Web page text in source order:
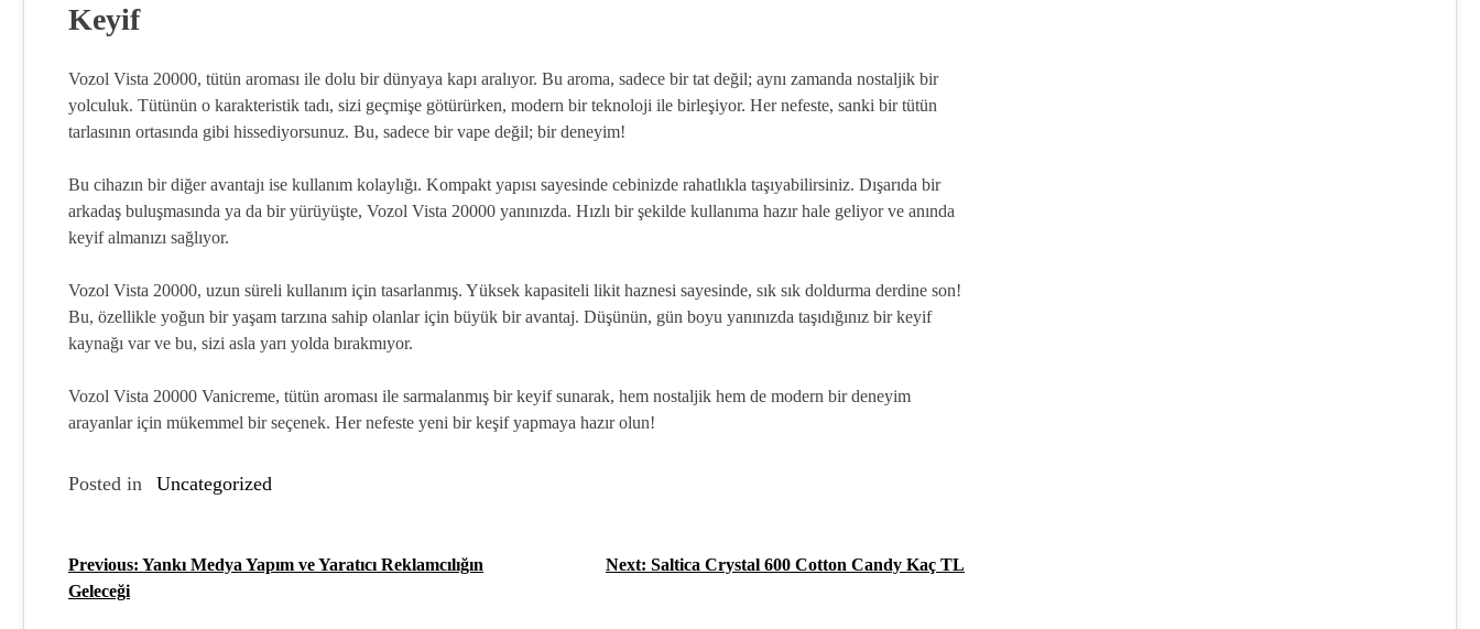
Keyif
Vozol Vista 20000, tütün aroması ile dolu bir dünyaya kapı aralıyor. Bu aroma, sadece bir tat değil; aynı zamanda nostaljik bir
yolculuk. Tütünün o karakteristik tadı, sizi geçmişe götürürken, modern bir teknoloji ile birleşiyor. Her nefeste, sanki bir tütün
tarlasının ortasında gibi hissediyorsunuz. Bu, sadece bir vape değil; bir deneyim!
Bu cihazın bir diğer avantajı ise kullanım kolaylığı. Kompakt yapısı sayesinde cebinizde rahatlıkla taşıyabilirsiniz. Dışarıda bir
arkadaş buluşmasında ya da bir yürüyüşte, Vozol Vista 20000 yanınızda. Hızlı bir şekilde kullanıma hazır hale geliyor ve anında
keyif almanızı sağlıyor.
Vozol Vista 20000, uzun süreli kullanım için tasarlanmış. Yüksek kapasiteli likit haznesi sayesinde, sık sık doldurma derdine son!
Bu, özellikle yoğun bir yaşam tarzına sahip olanlar için büyük bir avantaj. Düşünün, gün boyu yanınızda taşıdığınız bir keyif
kaynağı var ve bu, sizi asla yarı yolda bırakmıyor.
Vozol Vista 20000 Vanicreme, tütün aroması ile sarmalanmış bir keyif sunarak, hem nostaljik hem de modern bir deneyim
arayanlar için mükemmel bir seçenek. Her nefeste yeni bir keşif yapmaya hazır olun!
Posted in Uncategorized
Y
Previous: Yankı Medya Yapım ve Yaratıcı Reklamcılığın
Geleceği
Next: Saltica Crystal 600 Cotton Candy Kaç TL